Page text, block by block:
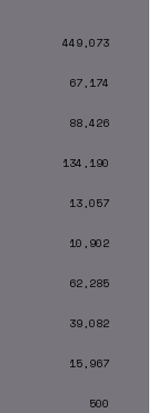
449,073
67,174
88,426
134,190
13,057
10,902
62,285
39,082
15,967
500